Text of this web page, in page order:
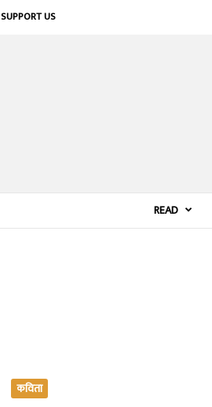
SUPPORT US
READ
कविता